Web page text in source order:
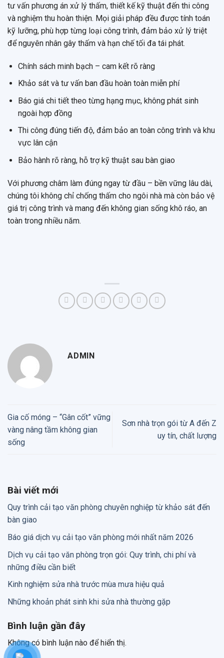
tư vấn phương án xử lý thấm, thiết kế kỹ thuật đến thi công
và nghiệm thu hoàn thiện. Mọi giải pháp đều được tính toán
kỹ lưỡng, phù hợp từng loại công trình, đảm bảo xử lý triệt
để nguyên nhân gây thấm và hạn chế tối đa tái phát.
Chính sách minh bạch – cam kết rõ ràng
Khảo sát và tư vấn ban đầu hoàn toàn miễn phí
Báo giá chi tiết theo từng hạng mục, không phát sinh
ngoài hợp đồng
Thi công đúng tiến độ, đảm bảo an toàn công trình và khu
vực lân cận
Bảo hành rõ ràng, hỗ trợ kỹ thuật sau bàn giao
Với phương châm làm đúng ngay từ đầu – bền vững lâu dài,
chúng tôi không chỉ chống thấm cho ngôi nhà mà còn bảo vệ
giá trị công trình và mang đến không gian sống khô ráo, an
toàn trong nhiều năm.
ADMIN
Gia cố móng – “Gân cốt” vững
vàng nâng tầm không gian
sống
Sơn nhà trọn gói từ A đến Z
uy tín, chất lượng
Bài viết mới
Quy trình cải tạo văn phòng chuyên nghiệp từ khảo sát đến
bàn giao
Báo giá dịch vụ cải tạo văn phòng mới nhất năm 2026
Dịch vụ cải tạo văn phòng trọn gói: Quy trình, chi phí và
những điều cần biết
Kinh nghiệm sửa nhà trước mùa mưa hiệu quả
Những khoản phát sinh khi sửa nhà thường gặp
Bình luận gần đây
Không có bình luận nào để hiển thị.